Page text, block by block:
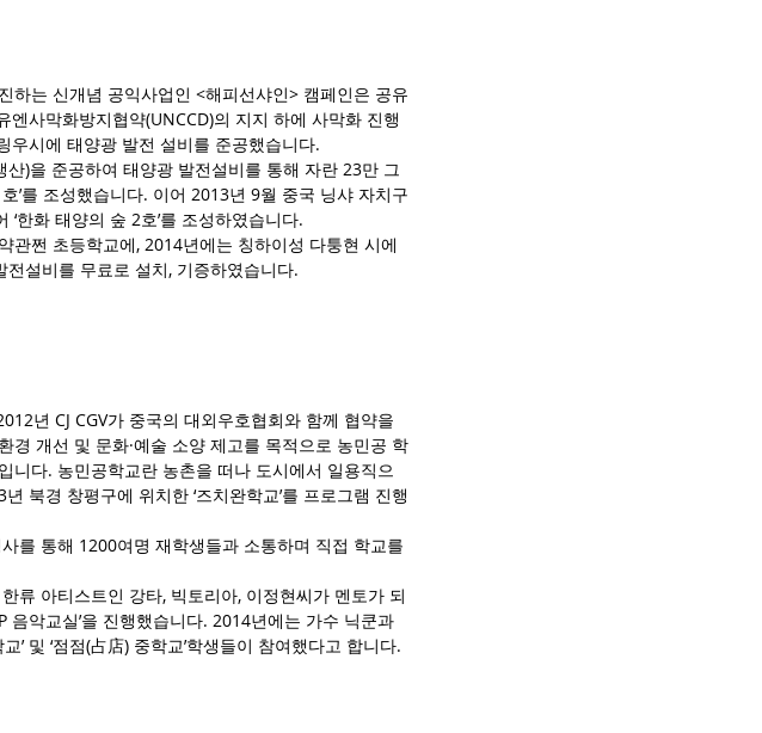
하는 신개념 공익사업인 <해피선샤인> 캠페인은 공유
사막화방지협약(UNCCD)의 지지 하에 사막화 진행
우시에 태양광 발전 설비를 준공했습니다.
)을 준공하여 태양광 발전설비를 통해 자란 23만 그
’를 조성했습니다. 이어 2013년 9월 중국 닝샤 자치구
한화 태양의 숲 2호’를 조성하였습니다.
쩐 초등학교에, 2014년에는 칭하이성 다퉁현 시에
설비를 무료로 설치, 기증하였습니다.
년 CJ CGV가 중국의 대외우호협회와 함께 협약을
개선 및 문화·예술 소양 제고를 목적으로 농민공 학
니다. 농민공학교란 농촌을 떠나 도시에서 일용직으
북경 창평구에 위치한 ‘즈치완학교’를 프로그램 진행
를 통해 1200여명 재학생들과 소통하며 직접 학교를
류 아티스트인 강타, 빅토리아, 이정현씨가 멘토가 되
음악교실’을 진행했습니다. 2014년에는 가수 닉쿤과
및 ‘점점(占店) 중학교’학생들이 참여했다고 합니다.